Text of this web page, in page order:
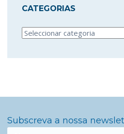
CATEGORIAS
Categorias
Subscreva a nossa